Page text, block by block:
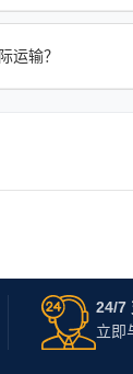
运输？
24/7
立即